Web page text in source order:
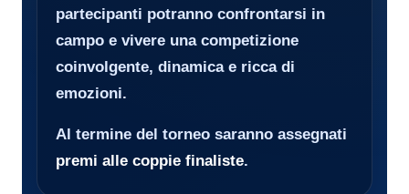
partecipanti potranno confrontarsi in
campo e vivere una competizione
coinvolgente, dinamica e ricca di
emozioni.
Al termine del torneo saranno assegnati
premi alle coppie finaliste.